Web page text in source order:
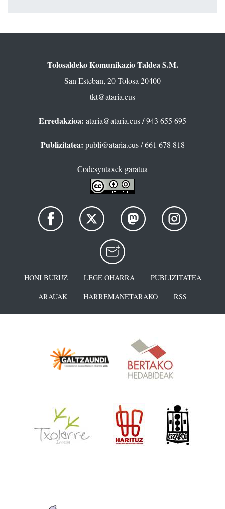
Tolosaldeko Komunikazio Taldea S.M.
San Esteban, 20 Tolosa 20400
tkt@ataria.eus
Erredakzioa: ataria@ataria.eus/ 943 655 695
Publizitatea: publi@ataria.eus/ 661 678 818
Codesyntaxek garatua
HONI BURUZ LEGE OHARRA
PUBLIZITATEA
ARAUAK
HARREMANETARAKO RSS